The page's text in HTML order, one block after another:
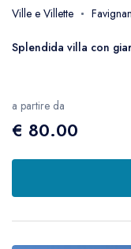
Ville e Villette
Splendida villa con
a partire da
€ 80.00